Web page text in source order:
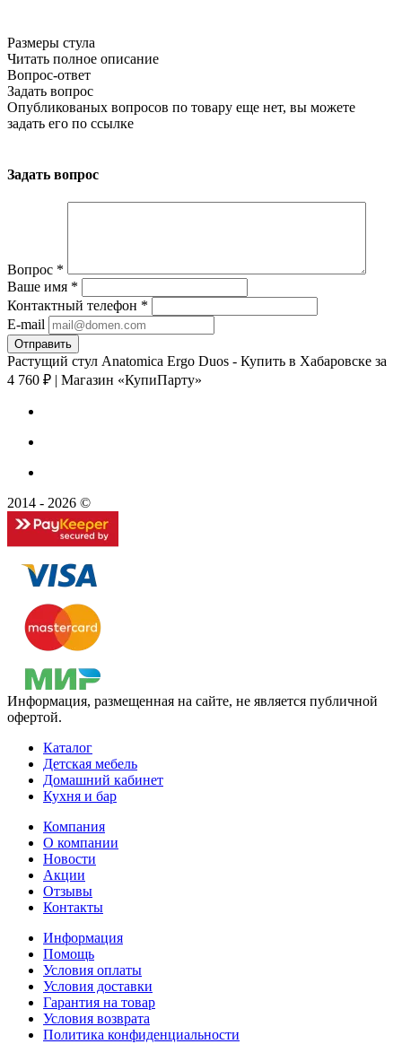
Размеры стула
Читать полное описание
Вопрос-ответ
Задать вопрос
Опубликованых вопросов по товару еще нет, вы можете
задать его по ссылке
Задать вопрос
Вопрос *
Ваше имя *
Контактный телефон *
E-mail
Растущий стул Anatomica Ergo Duos - Купить в Хабаровске за
4 760 ₽ | Магазин «КупиПарту»
2014 - 2026 ©
Информация, размещенная на сайте, не является публичной
офертой.
Каталог
Детская мебель
Домашний кабинет
Кухня и бар
Компания
О компании
Новости
Акции
Отзывы
Контакты
Информация
Помощь
Условия оплаты
Условия доставки
Гарантия на товар
Условия возврата
Политика конфиденциальности